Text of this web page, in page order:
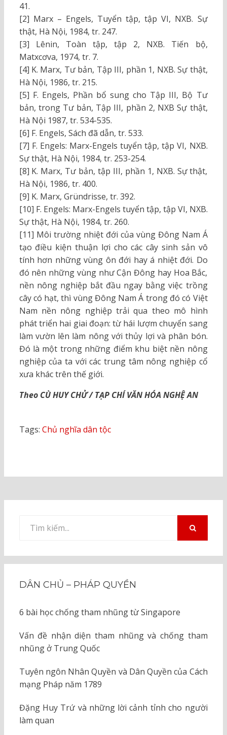
41.
[2] Marx – Engels, Tuyển tập, tập VI, NXB. Sự
thật, Hà Nội, 1984, tr. 247.
[3] Lênin, Toàn tập, tập 2, NXB. Tiến bộ,
Matxcơva, 1974, tr. 7.
[4] K. Marx, Tư bản, Tập III, phần 1, NXB. Sự thật,
Hà Nội, 1986, tr. 215.
[5] F. Engels, Phần bổ sung cho Tập III, Bộ Tư
bản, trong Tư bản, Tập III, phần 2, NXB Sự thật,
Hà Nội 1987, tr. 534-535.
[6] F. Engels, Sách đã dẫn, tr. 533.
[7] F. Engels: Marx-Engels tuyển tập, tập VI, NXB.
Sự thật, Hà Nội, 1984, tr. 253-254.
[8] K. Marx, Tư bản, tập III, phần 1, NXB. Sự thật,
Hà Nội, 1986, tr. 400.
[9] K. Marx, Gründrisse, tr. 392.
[10] F. Engels: Marx-Engels tuyển tập, tập VI, NXB.
Sự thật, Hà Nội, 1984, tr. 260.
[11] Môi trường nhiệt đới của vùng Đông Nam Á
tạo điều kiện thuận lợi cho các cây sinh sản vô
tính hơn những vùng ôn đới hay á nhiệt đới. Do
đó nên những vùng như Cận Đông hay Hoa Bắc,
nền nông nghiệp bắt đầu ngay bằng việc trồng
cây có hạt, thì vùng Đông Nam Á trong đó có Việt
Nam nền nông nghiệp trải qua theo mô hình
phát triển hai giai đoạn: từ hái lượm chuyển sang
làm vườn lên làm nông với thủy lợi và phân bón.
Đó là một trong những điểm khu biệt nền nông
nghiệp của ta với các trung tâm nông nghiệp cổ
xưa khác trên thế giới.
Theo CÙ HUY CHỬ / TẠP CHÍ VĂN HÓA NGHỆ AN
Tags: Chủ nghĩa dân tộc
kiếm
DÂN CHỦ – PHÁP QUYỀN
6 bài học chống tham nhũng từ Singapore
Vấn đề nhận diện tham nhũng và chống tham
nhũng ở Trung Quốc
Tuyên ngôn Nhân Quyền và Dân Quyền của Cách
mạng Pháp năm 1789
Đặng Huy Trứ và những lời cảnh tỉnh cho người
làm quan